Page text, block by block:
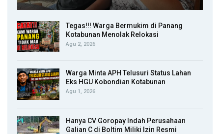
Tegas!!! Warga Bermukim di Panang
Kotabunan Menolak Relokasi
Agu 2, 2026
Warga Minta APH Telusuri Status Lahan
Eks HGU Kobondian Kotabunan
Agu 1, 2026
Hanya CV Goropay Indah Perusahaan
Galian C di Boltim Miliki Izin Resmi